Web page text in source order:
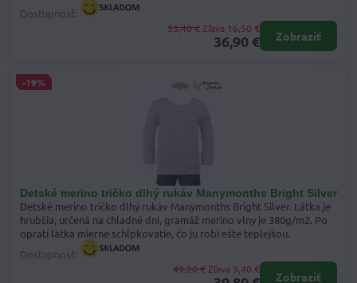
Dostupnosť:
36,90 €
53,40 € Zľava 16,50 €
Zobraziť
Detské merino tričko dlhý rukáv Manymonths Bright Silver
-19%
Detské merino tričko dlhý rukáv Manymonths Bright Silver. Látka je
hrubšia, určená na chladné dni, gramáž merino vlny je 380g/m2. Po
opratí látka mierne schĺpkovatie, čo ju robí ešte teplejšou.
Dostupnosť:
49,20 € Zľava 9,40 €
Zobraziť